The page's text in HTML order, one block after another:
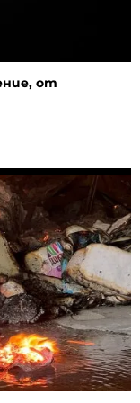
от